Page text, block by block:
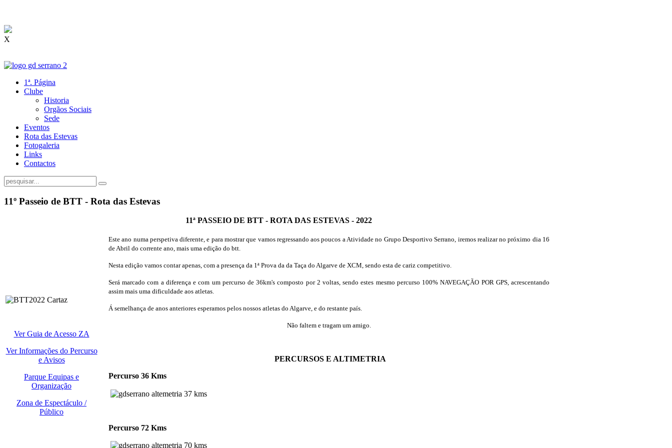
X
1ª. Página
Clube
Historia
Orgãos Sociais
Sede
Eventos
Rota das Estevas
Fotogaleria
Links
Contactos
11º Passeio de BTT - Rota das Estevas
11ª PASSEIO DE BTT - ROTA DAS ESTEVAS - 2022
Ver Guia de Acesso ZA
Ver Informações do Percurso
e Avisos
Parque Equipas e
Organização
Zona de Espectáculo /
Público
Este ano numa perspetiva diferente, e para mostrar que vamos regressando aos poucos a Atividade no Grupo Desportivo Serrano, iremos realizar no próximo dia 16
de Abril do corrente ano, mais uma edição do btt.
Nesta edição vamos contar apenas, com a presença da 1ª Prova da da Taça do Algarve de XCM, sendo esta de cariz competitivo.
Será marcado com a diferença e com um percurso de 36km's composto por 2 voltas, sendo estes mesmo percurso 100% NAVEGAÇÃO POR GPS, acrescentando
assim mais uma dificuldade aos atletas.
Á semelhança de anos anteriores esperamos pelos nossos atletas do Algarve, e do restante país.
Não faltem e tragam um amigo.
PERCURSOS E ALTIMETRIA
Percurso 36 Kms
Percurso 72 Kms